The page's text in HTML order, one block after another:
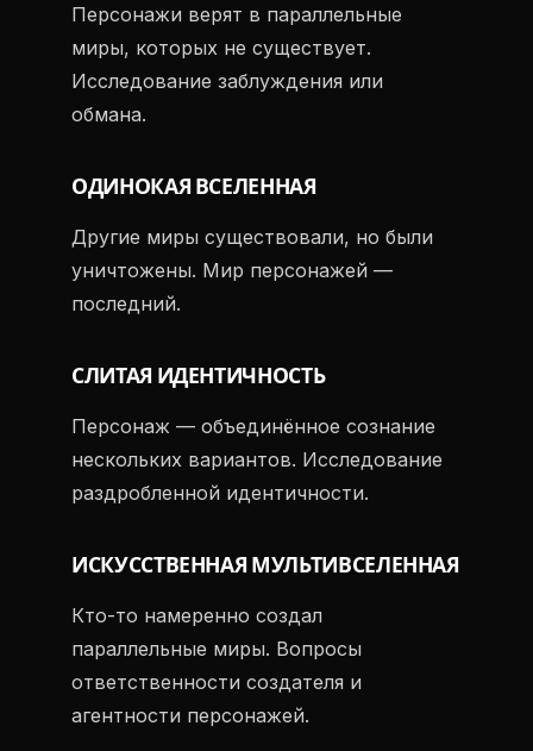
Персонажи верят в параллельные
миры, которых не существует.
Исследование заблуждения или
обмана.
ОДИНОКАЯ ВСЕЛЕННАЯ
Другие миры существовали, но были
уничтожены. Мир персонажей —
последний.
СЛИТАЯ ИДЕНТИЧНОСТЬ
Персонаж — объединённое сознание
нескольких вариантов. Исследование
раздробленной идентичности.
ИСКУССТВЕННАЯ МУЛЬТИВСЕЛЕННАЯ
Кто-то намеренно создал
параллельные миры. Вопросы
ответственности создателя и
агентности персонажей.